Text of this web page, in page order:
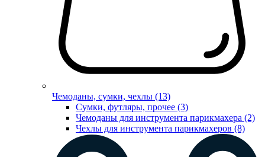
Чемоданы, сумки, чехлы (13)
Сумки, футляры, прочее (3)
Чемоданы для инструмента парикмахера (2)
Чехлы для инструмента парикмахеров (8)